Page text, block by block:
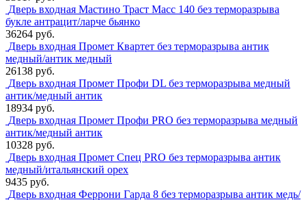
Дверь входная Мастино Траст Масс 140 без терморазрыва
букле антрацит/ларче бьянко
36264 руб.
Дверь входная Промет Квартет без терморазрыва антик
медный/антик медный
26138 руб.
Дверь входная Промет Профи DL без терморазрыва медный
антик/медный антик
18934 руб.
Дверь входная Промет Профи PRO без терморазрыва медный
антик/медный антик
10328 руб.
Дверь входная Промет Спец PRO без терморазрыва антик
медный/итальянский орех
9435 руб.
Дверь входная Феррони Гарда 8 без терморазрыва антик медь/